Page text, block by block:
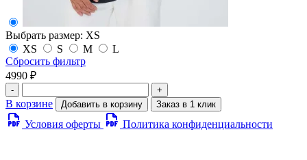
Выбрать размер: XS
XS
S M
L
Сбросить фильтр
4990 ₽
- +
В корзине Добавить в корзину Заказ в 1 клик
Условия оферты Политика конфиденциальности